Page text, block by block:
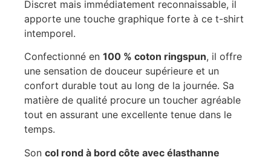
Discret mais immédiatement reconnaissable, il
apporte une touche graphique forte à ce t-shirt
intemporel.
Confectionné en 100 % coton ringspun, il offre
une sensation de douceur supérieure et un
confort durable tout au long de la journée. Sa
matière de qualité procure un toucher agréable
tout en assurant une excellente tenue dans le
temps.
Son col rond à bord côte avec élasthanne